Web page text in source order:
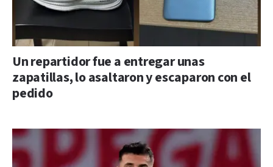
Un repartidor fue a entregar unas
zapatillas, lo asaltaron y escaparon con el
pedido